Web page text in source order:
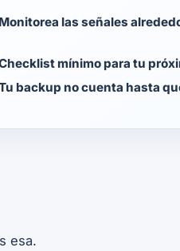
Monitorea las señales
mínimo para tu
backup no cuenta hasta
esa.